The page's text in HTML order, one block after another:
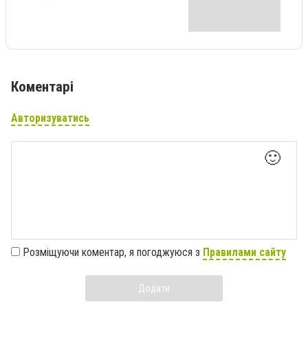
Коментарі
Авторизуватись
🙂
Розміщуючи коментар, я погоджуюся з Правилами сайту
Додати